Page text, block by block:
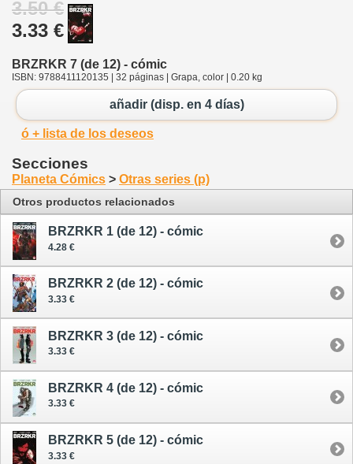
3.50 €
3.33 €
BRZRKR 7 (de 12) - cómic
ISBN: 9788411120135 | 32 páginas | Grapa, color | 0.20 kg
añadir (disp. en 4 días)
ó + lista de los deseos
Secciones
Planeta Cómics > Otras series (p)
Otros productos relacionados
BRZRKR 1 (de 12) - cómic
4.28 €
BRZRKR 2 (de 12) - cómic
3.33 €
BRZRKR 3 (de 12) - cómic
3.33 €
BRZRKR 4 (de 12) - cómic
3.33 €
BRZRKR 5 (de 12) - cómic
3.33 €